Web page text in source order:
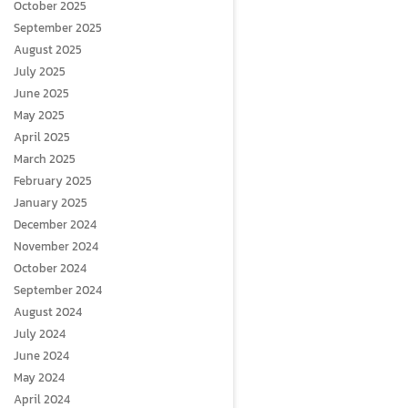
October 2025
September 2025
August 2025
July 2025
June 2025
May 2025
April 2025
March 2025
February 2025
January 2025
December 2024
November 2024
October 2024
September 2024
August 2024
July 2024
June 2024
May 2024
April 2024